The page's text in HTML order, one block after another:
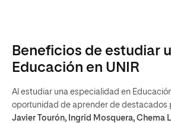
Beneficios de estudiar
Educación en UNIR
Al estudiar una especialidad en
oportunidad de aprender de destacados
Javier Tourón, Ingrid Mosquera, Chema